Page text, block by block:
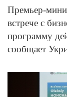
Премьер-
встрече с
программу
сообщает